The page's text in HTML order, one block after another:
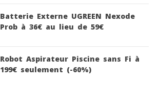
Batterie Externe UGREEN Nexode
Prob à 36€ au lieu de 59€
Robot Aspirateur Piscine sans Fi à
199€ seulement (-60%)